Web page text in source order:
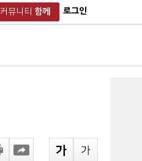
커뮤니티 함께 로그인